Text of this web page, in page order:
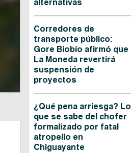
alternativas
Corredores de
transporte público:
Gore Biobío afirmó que
La Moneda revertirá
suspensión de
proyectos
¿Qué pena arriesga? Lo
que se sabe del chofer
formalizado por fatal
atropello en
Chiguayante